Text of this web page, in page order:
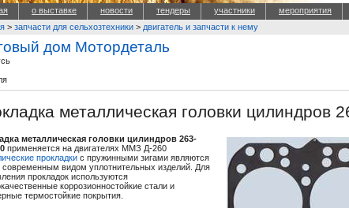
о выставке новости тендеры участники мероприятия
> запчасти для сельхозтехники > двигатель и запчасти к нему
дом Мотордеталь
металлическая головки цилиндров
металлическая головки цилиндров 263-
применяется на двигателях ММЗ Д-260
прокладки с пружинными зигами являются
видом уплотнительных изделий. Для
прокладок используются
коррозионностойкие стали и
термостойкие покрытия.